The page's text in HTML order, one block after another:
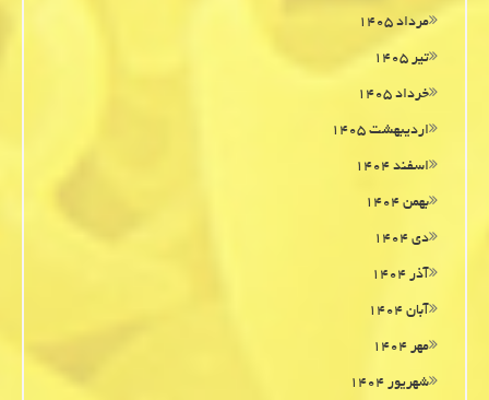
مرداد ۱۴۰۵
تیر ۱۴۰۵
خرداد ۱۴۰۵
اردیبهشت ۱۴۰۵
اسفند ۱۴۰۴
بهمن ۱۴۰۴
دی ۱۴۰۴
آذر ۱۴۰۴
آبان ۱۴۰۴
مهر ۱۴۰۴
شهریور ۱۴۰۴